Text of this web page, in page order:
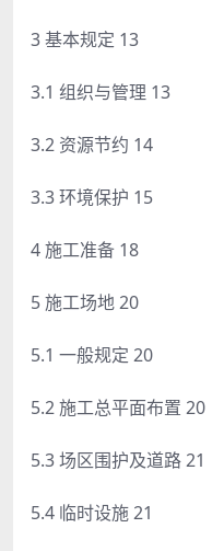
3 基本规定 13
3.1 组织与管理 13
3.2 资源节约 14
3.3 环境保护 15
4 施工准备 18
5 施工场地 20
5.1 一般规定 20
5.2 施工总平面布置 20
5.3 场区围护及道路 21
5.4 临时设施 21